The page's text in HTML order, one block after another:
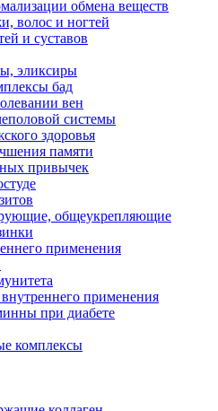
обмена веществ
волос и ногтей
и суставов
эликсиры
бад
вен
системы
здоровья
памяти
привычек
общеукрепляющие
применения
применения
при диабете
комплексы